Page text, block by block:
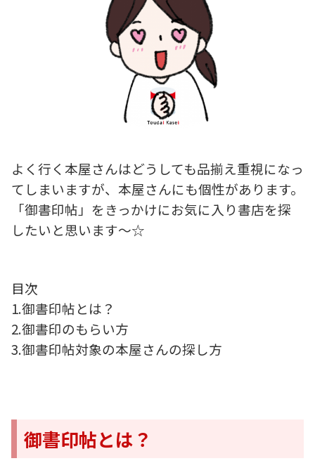
よく行く本屋さんはどうしても品揃え重視になっ
てしまいますが、本屋さんにも個性があります。
「御書印帖」をきっかけにお気に入り書店を探
したいと思います～☆
目次
1.御書印帖とは？
2.御書印のもらい方
3.御書印帖対象の本屋さんの探し方
御書印帖とは？